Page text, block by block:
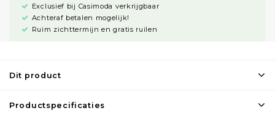
Exclusief bij Casimoda verkrijgbaar
Achteraf betalen mogelijk!
Ruim zichttermijn en gratis ruilen
Dit product
Productspecificaties